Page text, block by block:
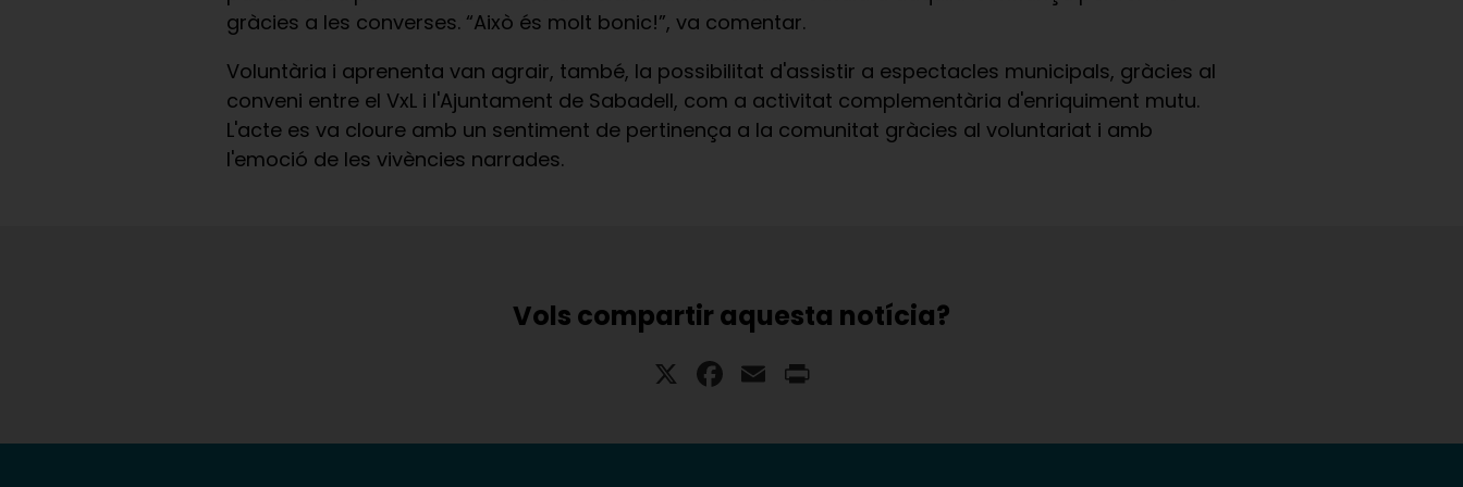
gràcies a les converses. “Això és molt bonic!”, va comentar.
Voluntària i aprenenta van agrair, també, la possibilitat d'assistir a espectacles municipals, gràcies al
conveni entre el VxL i l'Ajuntament de Sabadell, com a activitat complementària d'enriquiment mutu.
L'acte es va cloure amb un sentiment de pertinença a la comunitat gràcies al voluntariat i amb
l'emoció de les vivències narrades.
Vols compartir aquesta notícia?
X Facebook
Email